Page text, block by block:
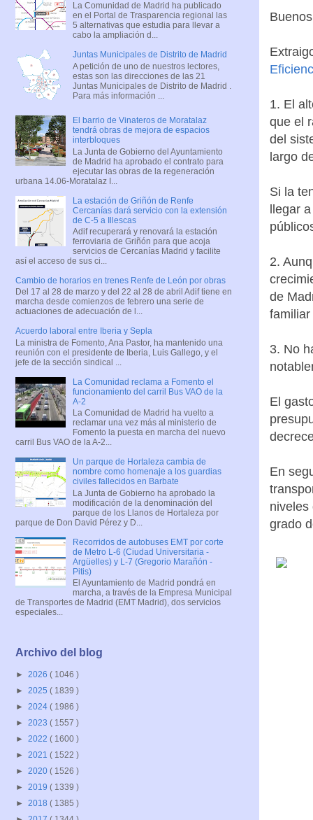
1. El
que el
del
largo
Si la
llegar
2.
de
3. No
El
En
niveles
grado
La Comunidad de Madrid ha publicado
en el Portal de Trasparencia regional las
5 alternativas que estudia para llevar a
cabo la ampliación d...
Juntas Municipales de Distrito de Madrid
A petición de uno de nuestros lectores,
estas son las direcciones de las 21
Juntas Municipales de Distrito de Madrid .
Para más información ...
El barrio de Vinateros de Moratalaz
tendrá obras de mejora de espacios
interbloques
La Junta de Gobierno del Ayuntamiento
de Madrid ha aprobado el contrato para
ejecutar las obras de la regeneración
urbana 14.06-Moratalaz I...
La estación de Griñón de Renfe
Cercanías dará servicio con la extensión
de C-5 a Illescas
Adif recuperará y renovará la estación
ferroviaria de Griñón para que acoja
servicios de Cercanías Madrid y facilite
así el acceso de sus ci...
Cambio de horarios en trenes Renfe de León por obras
Del 17 al 28 de marzo y del 22 al 28 de abril Adif tiene en
marcha desde comienzos de febrero una serie de
actuaciones de adecuación de l...
Acuerdo laboral entre Iberia y Sepla
La ministra de Fomento, Ana Pastor, ha mantenido una
reunión con el presidente de Iberia, Luis Gallego, y el
jefe de la sección sindical ...
La Comunidad reclama a Fomento el
funcionamiento del carril Bus VAO de la
A-2
La Comunidad de Madrid ha vuelto a
reclamar una vez más al ministerio de
Fomento la puesta en marcha del nuevo
carril Bus VAO de la A-2...
Un parque de Hortaleza cambia de
nombre como homenaje a los guardias
civiles fallecidos en Barbate
La Junta de Gobierno ha aprobado la
modificación de la denominación del
parque de los Llanos de Hortaleza por
parque de Don David Pérez y D...
Recorridos de autobuses EMT por corte
de Metro L-6 (Ciudad Universitaria -
Argüelles) y L-7 (Gregorio Marañón -
Pitis)
El Ayuntamiento de Madrid pondrá en
marcha, a través de la Empresa Municipal
de Transportes de Madrid (EMT Madrid), dos servicios
especiales...
Archivo del blog
► 2026 ( 1046 )
► 2025 ( 1839 )
► 2024 ( 1986 )
► 2023 ( 1557 )
► 2022 ( 1600 )
► 2021 ( 1522 )
► 2020 ( 1526 )
► 2019 ( 1339 )
► 2018 ( 1385 )